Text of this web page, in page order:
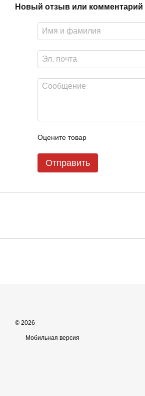
Новый отзыв или комментарий
Оцените товар
Отправить
© 2026
Мобильная версия